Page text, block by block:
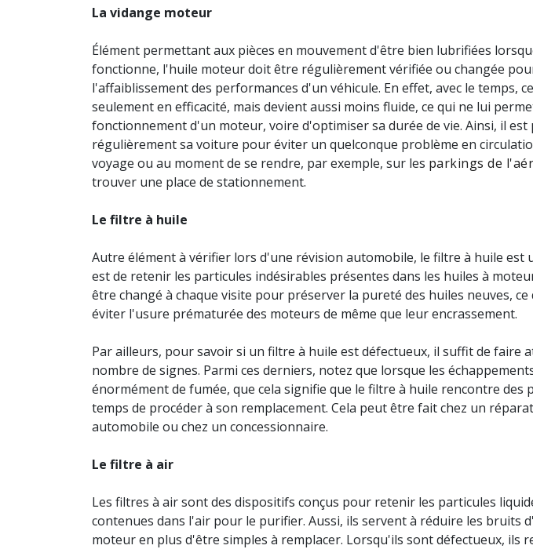
La vidange moteur
Élément permettant aux pièces en mouvement d'être bien lubrifiées
fonctionne, l'huile moteur doit être régulièrement vérifiée ou changée
l'affaiblissement des performances d'un véhicule. En effet, avec le temps,
seulement en efficacité, mais devient aussi moins fluide, ce qui ne lui
fonctionnement d'un moteur, voire d'optimiser sa durée de vie. Ainsi, il
régulièrement sa voiture pour éviter un quelconque problème en
voyage ou au moment de se rendre, par exemple, sur les parkings de
trouver une place de stationnement.
Le filtre à huile
Autre élément à vérifier lors d'une révision automobile, le filtre à huile est
est de retenir les particules indésirables présentes dans les huiles à
être changé à chaque visite pour préserver la pureté des huiles neuves,
éviter l'usure prématurée des moteurs de même que leur encrassement.
Par ailleurs, pour savoir si un filtre à huile est défectueux, il suffit de faire
nombre de signes. Parmi ces derniers, notez que lorsque les
énormément de fumée, que cela signifie que le filtre à huile rencontre des
temps de procéder à son remplacement. Cela peut être fait chez un
automobile ou chez un concessionnaire.
Le filtre à air
Les filtres à air sont des dispositifs conçus pour retenir les particules
contenues dans l'air pour le purifier. Aussi, ils servent à réduire les bruits
moteur en plus d'être simples à remplacer. Lorsqu'ils sont défectueux, ils